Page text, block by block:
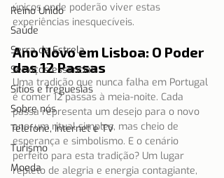
Reino Unido
Saúde
Serra da Estrela
Serviços essenciais
Sítios e freguesias
Sobre nós
Telefone, Internet e TV
Turismo
Moeda
únicos onde poderão viver estas
experiências inesquecíveis.
Ano Novo em Lisboa: O Poder
das 12 Passas
Uma tradição que nunca falha em Portugal
é comer 12 passas à meia-noite. Cada
passa representa um desejo para o novo
ano, um ritual simples, mas cheio de
esperança e simbolismo. E o cenário
perfeito para esta tradição? Um lugar
repleto de alegria e energia contagiante,